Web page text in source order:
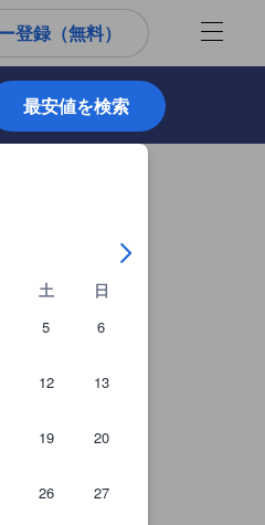
登録（無料）
ウト日を移動します。エンターキ
土 日
5 6
12 13
19 20
26 27
最安値を検索
っても参考となる信頼できる情報